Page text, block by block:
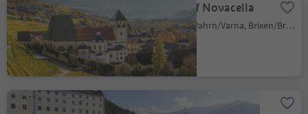
Monastery of Novacella
Varna/Vahrn, Vahrn/Varna, Brixen/Bressanone and environs